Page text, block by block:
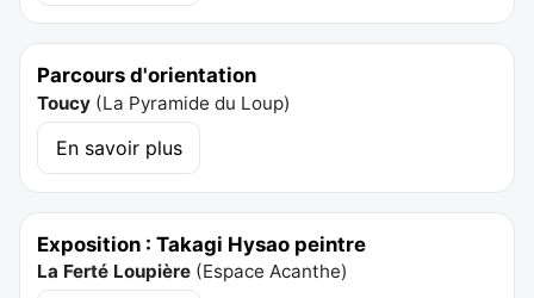
Parcours d'orientation
Toucy (La Pyramide du Loup)
En savoir plus
Exposition : Takagi Hysao peintre
La Ferté Loupière (Espace Acanthe)